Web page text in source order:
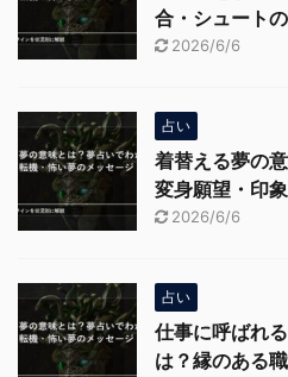
合・シュート
2026/6/6
占い
着替える夢の
変身願望・印
2026/6/6
占い
仕事に呼ばれ
は？縁のある